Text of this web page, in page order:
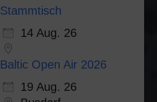
Stammtisch
14 Aug. 26
Baltic Open Air 2026
19 Aug. 26